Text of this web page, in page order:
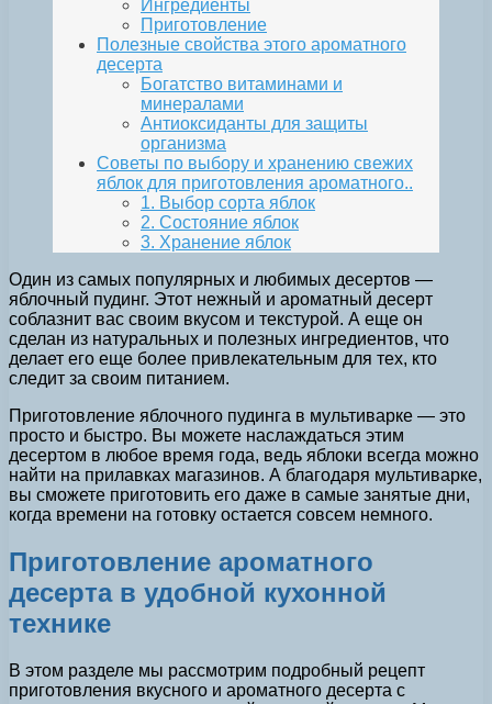
Ингредиенты
Приготовление
Полезные свойства этого ароматного
десерта
Богатство витаминами и
минералами
Антиоксиданты для защиты
организма
Советы по выбору и хранению свежих
яблок для приготовления ароматного..
1. Выбор сорта яблок
2. Состояние яблок
3. Хранение яблок
Один из самых популярных и любимых десертов —
яблочный пудинг. Этот нежный и ароматный десерт
соблазнит вас своим вкусом и текстурой. А еще он
сделан из натуральных и полезных ингредиентов, что
делает его еще более привлекательным для тех, кто
следит за своим питанием.
Приготовление яблочного пудинга в мультиварке — это
просто и быстро. Вы можете наслаждаться этим
десертом в любое время года, ведь яблоки всегда можно
найти на прилавках магазинов. А благодаря мультиварке,
вы сможете приготовить его даже в самые занятые дни,
когда времени на готовку остается совсем немного.
Приготовление ароматного
десерта в удобной кухонной
технике
В этом разделе мы рассмотрим подробный рецепт
приготовления вкусного и ароматного десерта с